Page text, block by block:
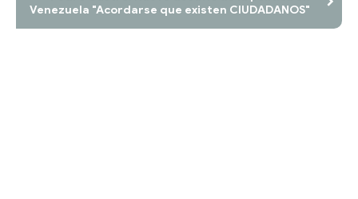
Venezuela "Acordarse que existen CIUDADANOS"